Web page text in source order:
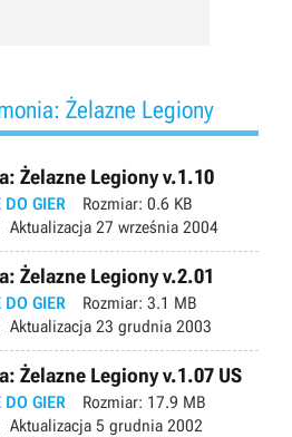
Żelazne Legiony
Żelazne Legiony v.1.10
DO GIER Rozmiar: 0.6 KB
Aktualizacja 27 września 2004
Żelazne Legiony v.2.01
DO GIER Rozmiar: 3.1 MB
Aktualizacja 23 grudnia 2003
Żelazne Legiony v.1.07 US
DO GIER Rozmiar: 17.9 MB
Aktualizacja 5 grudnia 2002